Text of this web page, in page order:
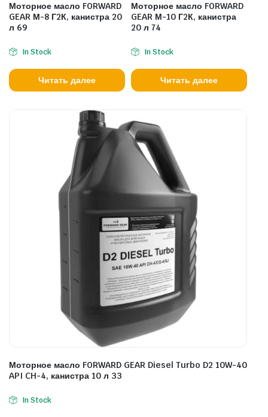
Моторное масло FORWARD
GEAR М-8 Г2К, канистра 20
л 69
In Stock
Читать далее
Моторное масло FORWARD
GEAR М-10 Г2К, канистра
20 л 74
In Stock
Читать далее
Моторное масло FORWARD GEAR Diesel Turbo D2 10W-40
API CH-4, канистра 10 л 33
In Stock